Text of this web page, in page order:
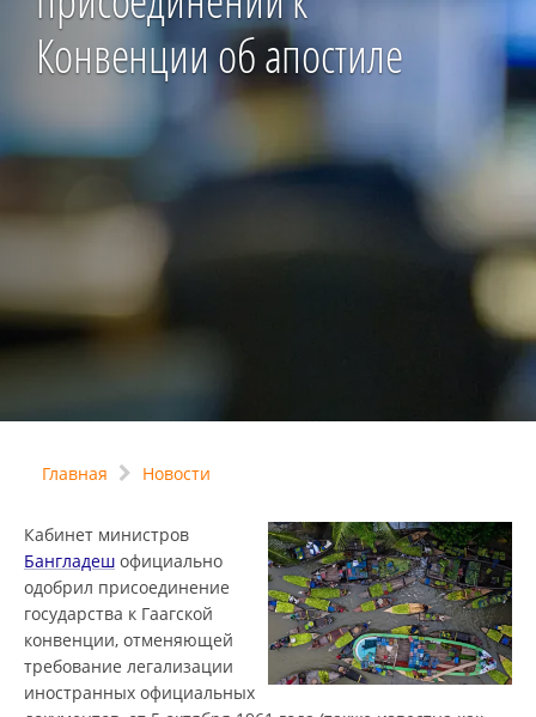
Конвенции об апостиле
Главная Новости
Кабинет министров
Бангладеш официально
одобрил присоединение
государства к Гаагской
конвенции, отменяющей
требование легализации
иностранных официальных